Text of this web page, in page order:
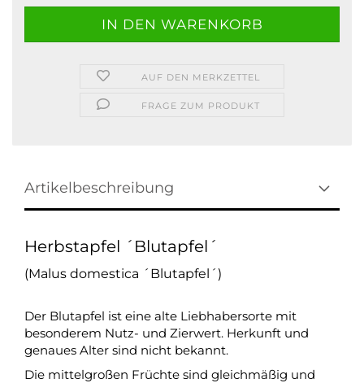
AUF DEN MERKZETTEL
FRAGE ZUM PRODUKT
Artikelbeschreibung
Herbstapfel ´Blutapfel´
(Malus domestica ´Blutapfel´)
Der Blutapfel ist eine alte Liebhabersorte mit
besonderem Nutz- und Zierwert. Herkunft und
genaues Alter sind nicht bekannt.
Die mittelgroßen Früchte sind gleichmäßig und